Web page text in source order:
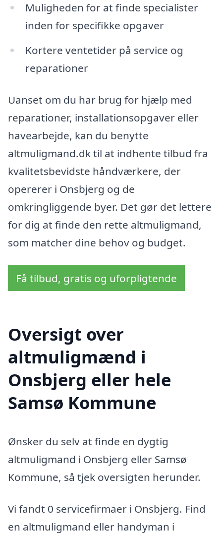
Muligheden for at finde specialister
inden for specifikke opgaver
Kortere ventetider på service og
reparationer
Uanset om du har brug for hjælp med
reparationer, installationsopgaver eller
havearbejde, kan du benytte
altmuligmand.dk til at indhente tilbud fra
kvalitetsbevidste håndværkere, der
opererer i Onsbjerg og de
omkringliggende byer. Det gør det lettere
for dig at finde den rette altmuligmand,
som matcher dine behov og budget.
Få tilbud, gratis og uforpligtende
Oversigt over
altmuligmænd i
Onsbjerg eller hele
Samsø Kommune
Ønsker du selv at finde en dygtig
altmuligmand i Onsbjerg eller Samsø
Kommune, så tjek oversigten herunder.
Vi fandt 0 servicefirmaer i Onsbjerg. Find
en altmuligmand eller handyman i